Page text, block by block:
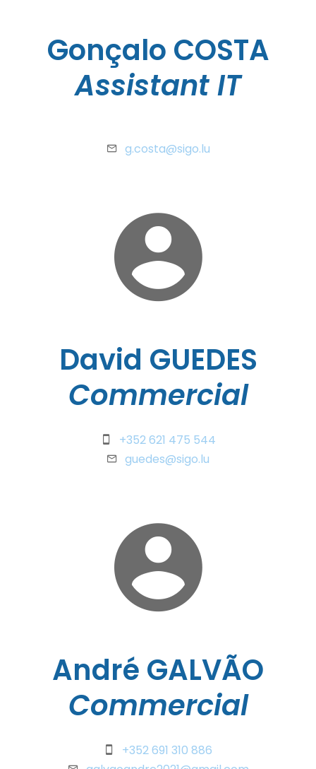
Gonçalo COSTA
Assistant IT
g.costa@sigo.lu
David GUEDES
Commercial
+352 621 475 544
guedes@sigo.lu
André GALVÃO
Commercial
+352 691 310 886